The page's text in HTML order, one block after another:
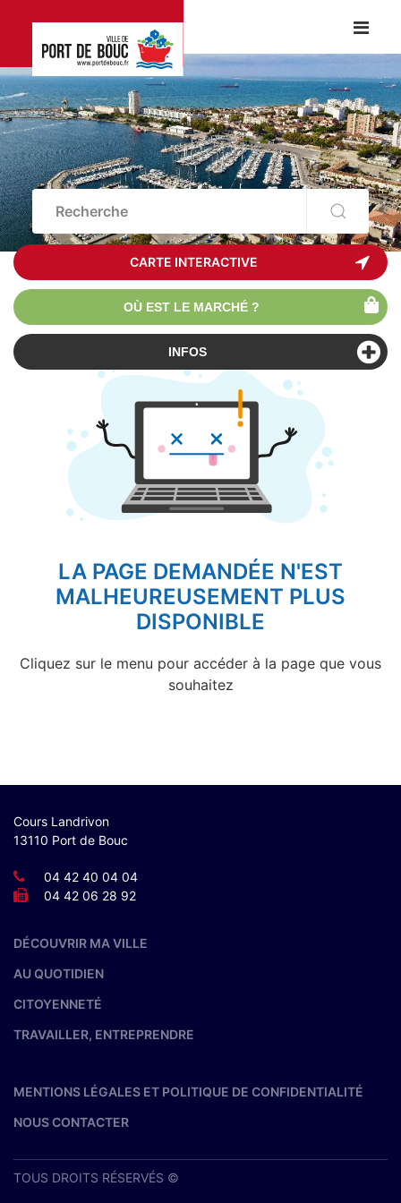
CARTE INTERACTIVE
OÙ EST LE MARCHÉ ?
INFOS
LA PAGE DEMANDÉE N'EST
MALHEUREUSEMENT PLUS
DISPONIBLE
Cliquez sur le menu pour accéder à la page que vous
souhaitez
Cours Landrivon
13110 Port de Bouc
04 42 40 04 04
04 42 06 28 92
DÉCOUVRIR MA VILLE
AU QUOTIDIEN
CITOYENNETÉ
TRAVAILLER, ENTREPRENDRE
MENTIONS LÉGALES ET POLITIQUE DE CONFIDENTIALITÉ
NOUS CONTACTER
TOUS DROITS RÉSERVÉS ©